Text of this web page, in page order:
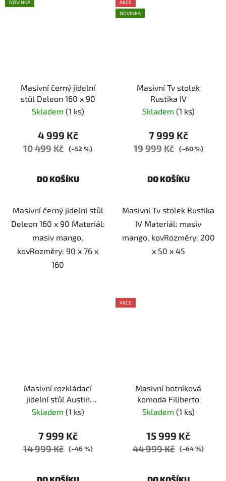
NOVINKA
Masivní černý jídelní
stůl Deleon 160 x 90
Skladem (1 ks)
4 999 Kč
10 499 Kč (–52 %)
DO KOŠÍKU
Masivní černý jídelní stůl
Deleon 160 x 90 Materiál:
masiv mango,
kovRozměry: 90 x 76 x
160
AKCE
NOVINKA
Masivní Tv stolek
Rustika IV
Skladem (1 ks)
7 999 Kč
19 999 Kč (–60 %)
DO KOŠÍKU
Masivní Tv stolek Rustika
IV Materiál: masiv
mango, kovRozměry: 200
x 50 x 45
Masivní rozkládací
jídelní stůl Austin
140/190 x 80
Skladem (1 ks)
7 999 Kč
14 999 Kč (–46 %)
DO KOŠÍKU
AKCE
Masivní botníková
komoda Filiberto
Skladem (1 ks)
15 999 Kč
44 999 Kč (–64 %)
DO KOŠÍKU